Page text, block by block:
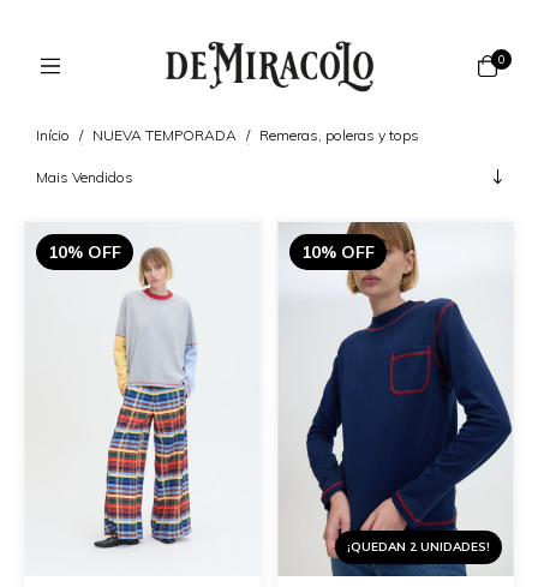
0
Início / NUEVA TEMPORADA / Remeras, poleras y tops
10% OFF 10% OFF
¡QUEDAN 2 UNIDADES!